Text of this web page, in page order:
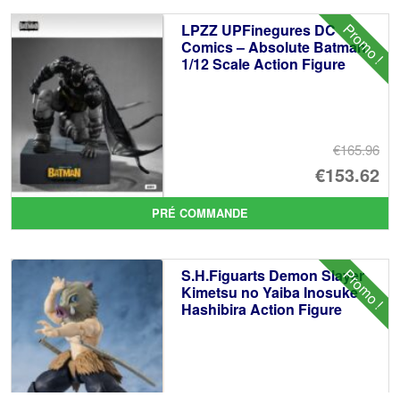
Promo !
LPZZ UPFinegures DC
Comics – Absolute Batman
1/12 Scale Action Figure
€165.96
Le
€153.62
Le
PRÉ COMMANDE
Promo !
S.H.Figuarts Demon Slayer
Kimetsu no Yaiba Inosuke
Hashibira Action Figure